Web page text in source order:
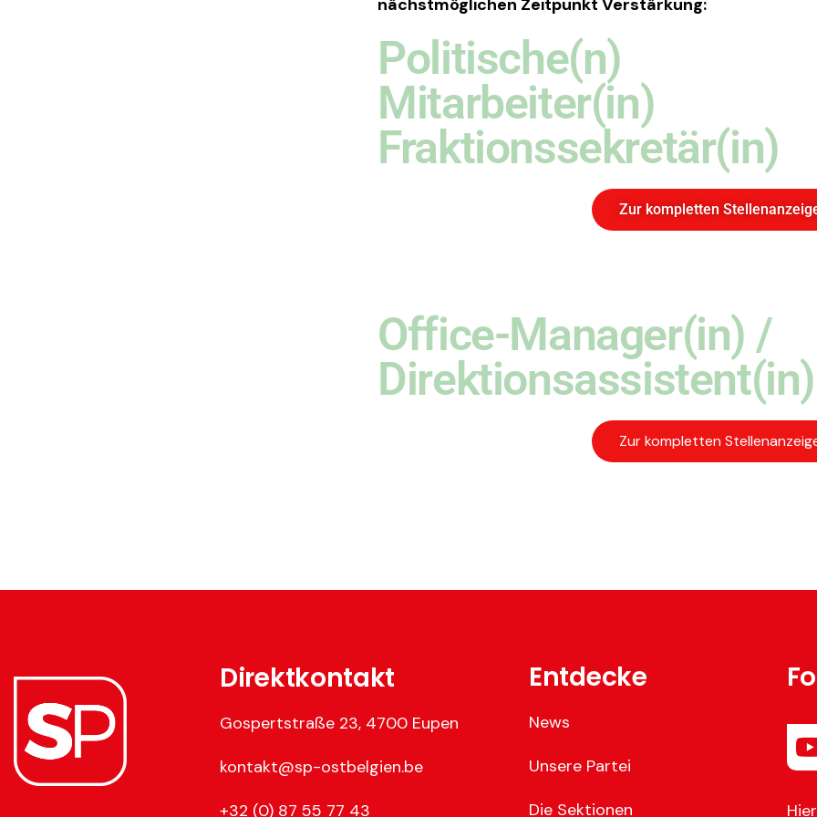
nächstmöglichen Zeitpunkt Verstärkung:
Politische(n)
Mitarbeiter(in)
Fraktionssekretär(in)
Zur kompletten
Office-Manager(in) /
Direktionsassistent(in)
Zur kompletten
Direktkontakt
Gospertstraße 23, 4700 Eupen
kontakt@sp-ostbelgien.be
+32 (0) 87 55 77 43
Entdecke
News
Unsere Partei
Die Sektionen